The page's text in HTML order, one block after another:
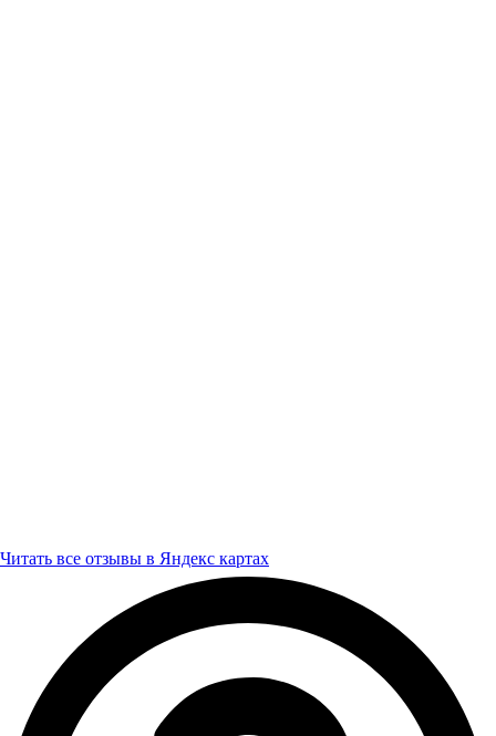
Читать все отзывы в Яндекс картах